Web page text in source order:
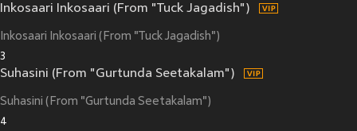
Inkosaari Inkosaari (From "Tuck Jagadish")
Inkosaari Inkosaari (From "Tuck Jagadish")
3
Suhasini (From "Gurtunda Seetakalam")
Suhasini (From "Gurtunda Seetakalam")
4